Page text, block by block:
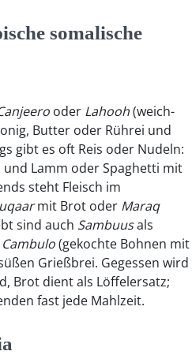
somalische
oder Lahooh(weich-
Butter oder Rührei und
gibt es oft Reis oder Nudeln:
Lamm oder Spaghetti mit
steht Fleisch im
mit Brot oder Maraq
sind auch Sambuusals
Cambulo(gekochte Bohnen mit
Grießbrei. Gegessen wird
Brot dient als Löffelersatz;
fast jede Mahlzeit.